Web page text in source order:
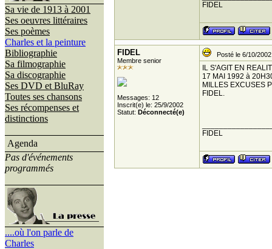
Sa vie de 1913 à 2001
Ses oeuvres littéraires
Ses poèmes
Charles et la peinture
Bibliographie
Sa filmographie
Sa discographie
Ses DVD et BluRay
Toutes ses chansons
Ses récompenses et
distinctions
Agenda
Pas d'événements
programmés
....où l'on parle de
Charles
FIDEL
FIDEL
Membre senior
Messages: 12
Inscrit(e) le: 25/9/2002
Statut: Déconnecté(e)
Posté le 6/10/
IL S'AGIT EN
17 MAI 1992 à
MILLES EXCUSES
FIDEL.
FIDEL